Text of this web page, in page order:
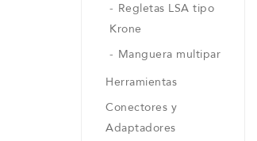
Regletas LSA tipo
Krone
Manguera multipar
Herramientas
Conectores y
Adaptadores